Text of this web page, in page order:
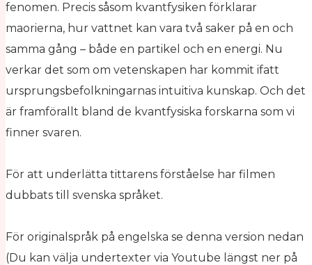
fenomen. Precis såsom kvantfysiken förklarar
maorierna, hur vattnet kan vara två saker på en och
samma gång – både en partikel och en energi. Nu
verkar det som om vetenskapen har kommit ifatt
ursprungsbefolkningarnas intuitiva kunskap. Och det
är framförallt bland de kvantfysiska forskarna som vi
finner svaren.
För att underlätta tittarens förståelse har filmen
dubbats till svenska språket.
För originalspråk på engelska se denna version nedan
(Du kan välja undertexter via Youtube längst ner på